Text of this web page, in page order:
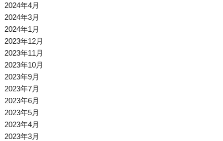
2024年4月
2024年3月
2024年1月
2023年12月
2023年11月
2023年10月
2023年9月
2023年7月
2023年6月
2023年5月
2023年4月
2023年3月